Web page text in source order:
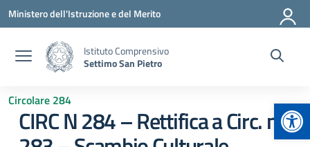
Vai ai contenuti
Vai al menu di navigazione
Vai al footer
Ministero dell'Istruzione e del Merito
Istituto Comprensivo
Settimo San Pietro
Circolare 284
CIRC N 284 – Rettifica a Circ. n.